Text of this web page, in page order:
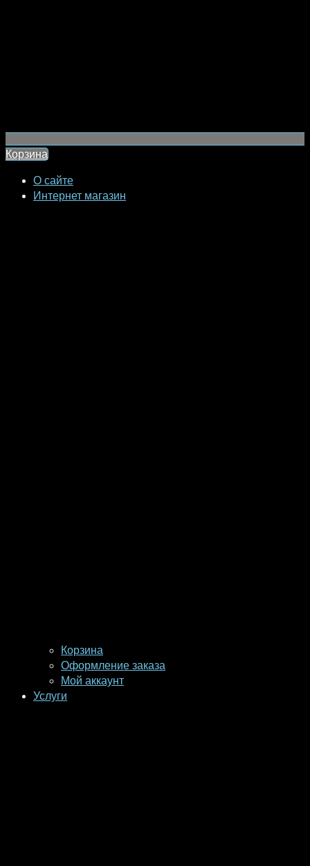
Корзина
О сайте
Интернет магазин
Корзина
Оформление заказа
Мой аккаунт
Услуги